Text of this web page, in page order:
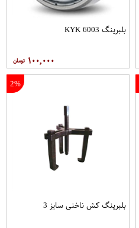
بلبرینگ 6003 KYK
۱۰۰,۰۰۰
2%
بلبرینگ کش ناخنی سایز 3